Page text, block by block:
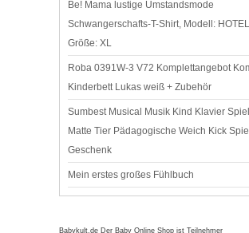
Be! Mama lustige Umstandsmode
Schwangerschafts-T-Shirt, Modell:
Größe: XL
Roba 0391W-3 V72 Komplettangebot
Kinderbett Lukas weiß + Zubehör
Sumbest Musical Musik Kind Klavier
Matte Tier Pädagogische Weich Kick
Geschenk
Mein erstes großes Fühlbuch
Babykult.de Der Baby Online Shop ist Teilnehmer